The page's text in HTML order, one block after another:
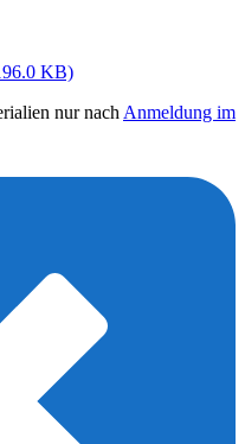
KB)
nur nach Anmeldung im